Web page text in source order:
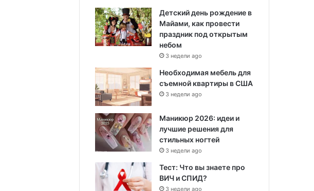
Детский день рождение в
Майами, как провести
праздник под открытым
небом
3 недели ago
Необходимая мебель для
съемной квартиры в США
3 недели ago
Маникюр 2026: идеи и
лучшие решения для
стильных ногтей
3 недели ago
Тест: Что вы знаете про
ВИЧ и СПИД?
3 недели ago